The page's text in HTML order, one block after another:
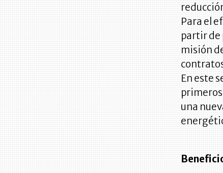
Para el
partir de
misión
En este
una